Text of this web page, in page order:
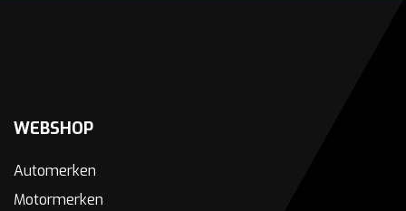
WEBSHOP
Automerken
Motormerken